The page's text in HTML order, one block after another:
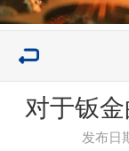
对于钣
发布日